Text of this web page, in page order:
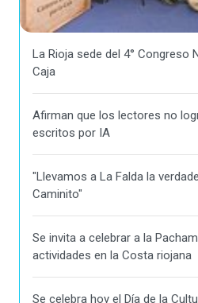
La Rioja sede del 4° Congreso
Caja
Afirman que los lectores no
escritos por IA
"Llevamos a La Falda la
Caminito"
Se invita a celebrar a la
actividades en la Costa riojana
Se celebra hoy el Día de la